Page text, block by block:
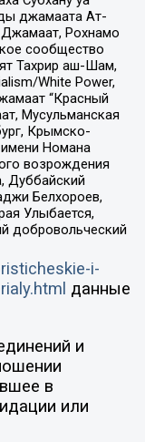
джамаата Ат-
Рохнамо
сообщество
Тахрир аш-Шам,
White Power,
“Красный
Мусульманская
Крымско-
Номана
возрождения
Дуббайский
Белхороев,
Улыбается,
добровольческий
i-
данные
и
в
или